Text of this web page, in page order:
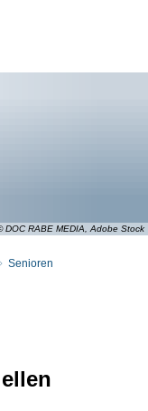
DOC RABE MEDIA, Adobe Stock
Senioren